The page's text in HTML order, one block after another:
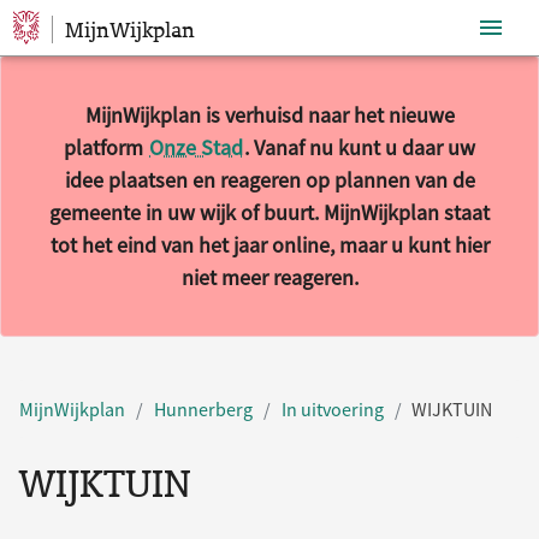
Sla navigatie over
MijnWijkplan
MijnWijkplan is verhuisd naar het nieuwe
platform Onze Stad. Vanaf nu kunt u daar uw
idee plaatsen en reageren op plannen van de
gemeente in uw wijk of buurt. MijnWijkplan staat
tot het eind van het jaar online, maar u kunt hier
niet meer reageren.
MijnWijkplan Hunnerberg In uitvoering WIJKTUIN
WIJKTUIN